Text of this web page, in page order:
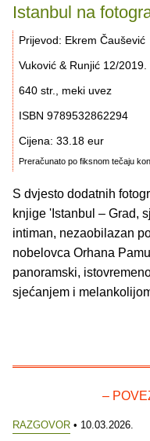
Istanbul na
Prijevod: Ekrem Čaušević
Vuković & Runjić 12/2019.
640 str., meki uvez
ISBN 9789532862294
Cijena: 33.18 eur
Preračunato po fiksnom tečaju
S dvjesto dodatnih
knjige 'Istanbul – Grad,
intiman, nezaobilazan
nobelovca Orhana
panoramski,
sjećanjem i
–
RAZGOVOR • 10.03.2026.